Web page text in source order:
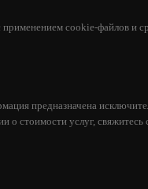
cookie-файлов и
предназначена
стоимости услуг, свяжитесь